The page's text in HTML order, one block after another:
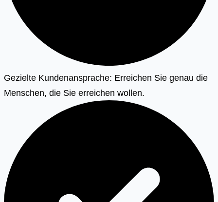
Gezielte Kundenansprache: Erreichen Sie genau die
Menschen, die Sie erreichen wollen.